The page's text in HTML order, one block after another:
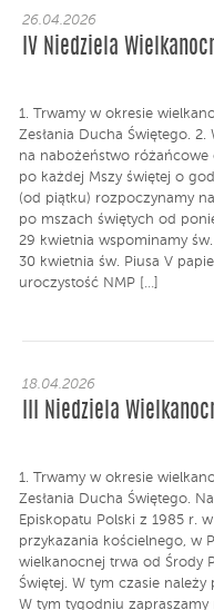
26.04.2026
IV Niedziela
1. Trwamy w okresie
Zesłania Ducha Świętego.
na nabożeństwo
po każdej Mszy świętej o
(od piątku) rozpoczynamy
po mszach świętych od
29 kwietnia wspominamy
30 kwietnia św. Piusa V
uroczystość NMP […]
18.04.2026
III Niedziela
1. Trwamy w okresie
Zesłania Ducha Świętego.
Episkopatu Polski z 1985 r.
przykazania kościelnego, w
wielkanocnej trwa od Środy
Świętej. W tym czasie
W tym tygodniu